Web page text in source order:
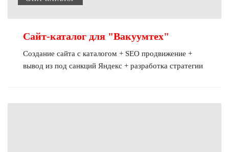
Сайт-каталог для "Вакуумтех"
Создание сайта с каталогом + SEO продвижение +
вывод из под санкций Яндекс + разработка стратегии